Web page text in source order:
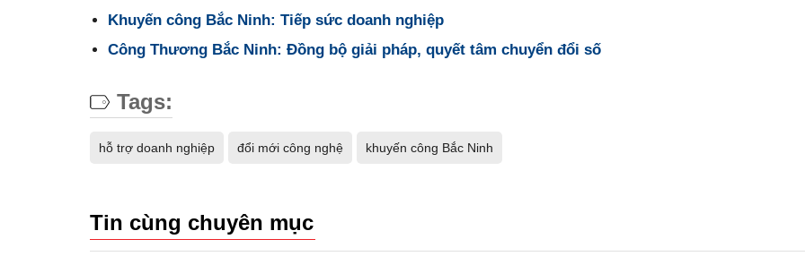
Khuyến công Bắc Ninh: Tiếp sức doanh nghiệp
Công Thương Bắc Ninh: Đồng bộ giải pháp, quyết tâm chuyển đổi số
Tags:
hỗ trợ doanh nghiệp đổi mới công nghệ khuyến công Bắc Ninh
Tin cùng chuyên mục